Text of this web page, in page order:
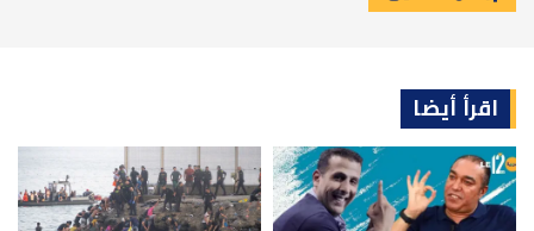
اقرأ أيضا